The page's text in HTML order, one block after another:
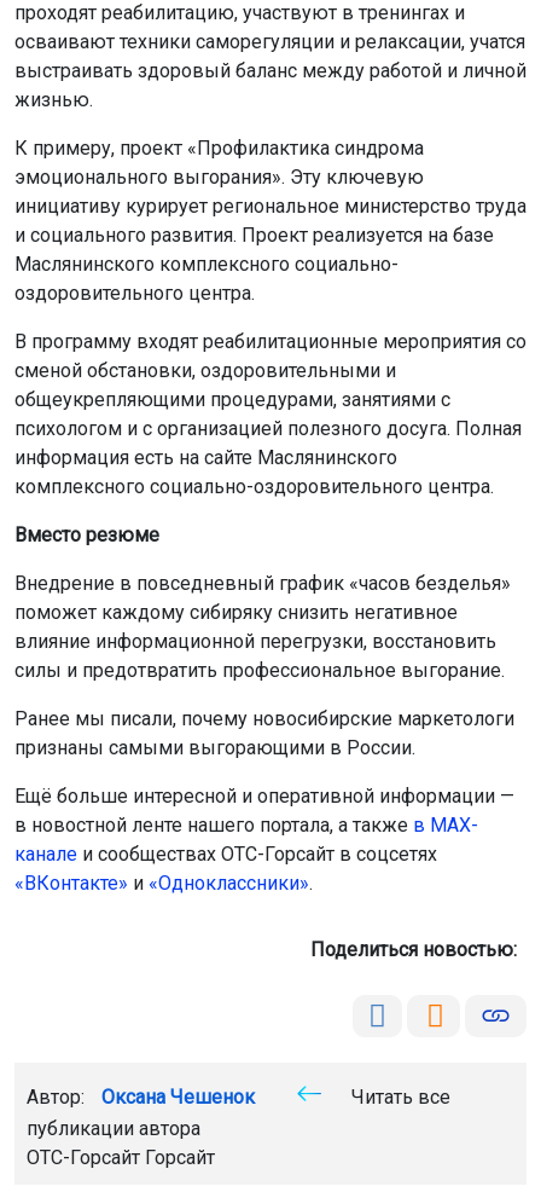
проходят реабилитацию, участвуют в тренингах и
осваивают техники саморегуляции и релаксации, учатся
выстраивать здоровый баланс между работой и личной
жизнью.
К примеру, проект «Профилактика синдрома
эмоционального выгорания». Эту ключевую
инициативу курирует региональное министерство труда
и социального развития. Проект реализуется на базе
Маслянинского комплексного социально-
оздоровительного центра.
В программу входят реабилитационные мероприятия со
сменой обстановки, оздоровительными и
общеукрепляющими процедурами, занятиями с
психологом и с организацией полезного досуга. Полная
информация есть на сайте Маслянинского
комплексного социально-оздоровительного центра.
Вместо резюме
Внедрение в повседневный график «часов безделья»
поможет каждому сибиряку снизить негативное
влияние информационной перегрузки, восстановить
силы и предотвратить профессиональное выгорание.
Ранее мы писали, почему новосибирские маркетологи
признаны самыми выгорающими в России.
Ещё больше интересной и оперативной информации —
в новостной ленте нашего портала, а также в МАХ-
канале и сообществах ОТС-Горсайт в соцсетях
«ВКонтакте» и «Одноклассники».
Поделиться новостью:
Автор: Оксана Чешенок
Читать все
публикации автора
ОТС-Горсайт Горсайт